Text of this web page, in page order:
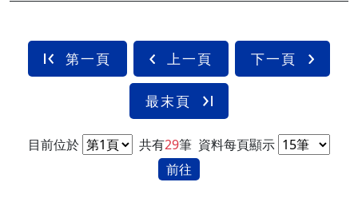
第一頁 上一頁 下一頁
最末頁
目前位於 共有29筆 資料每頁顯示
前往